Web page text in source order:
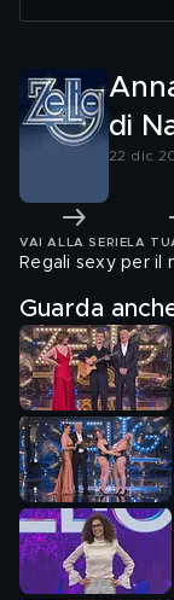
di
22 dic
VAI ALLA SERIE LA
Regali sexy per il
Guarda